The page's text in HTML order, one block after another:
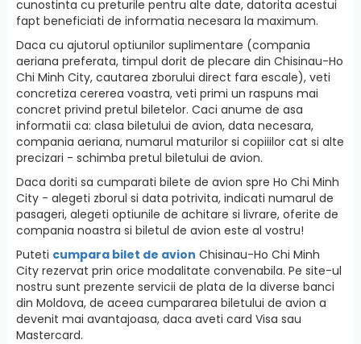
cunostinta cu preturile pentru alte date, datorita acestui
fapt beneficiati de informatia necesara la maximum.
Daca cu ajutorul optiunilor suplimentare (compania
aeriana preferata, timpul dorit de plecare din Chisinau-Ho
Chi Minh City, cautarea zborului direct fara escale), veti
concretiza cererea voastra, veti primi un raspuns mai
concret privind pretul biletelor. Caci anume de asa
informatii ca: clasa biletului de avion, data necesara,
compania aeriana, numarul maturilor si copiiilor cat si alte
precizari - schimba pretul biletului de avion.
Daca doriti sa cumparati bilete de avion spre Ho Chi Minh
City - alegeti zborul si data potrivita, indicati numarul de
pasageri, alegeti optiunile de achitare si livrare, oferite de
compania noastra si biletul de avion este al vostru!
Puteti cumpara bilet de avion Chisinau-Ho Chi Minh
City rezervat prin orice modalitate convenabila. Pe site-ul
nostru sunt prezente servicii de plata de la diverse banci
din Moldova, de aceea cumpararea biletului de avion a
devenit mai avantajoasa, daca aveti card Visa sau
Mastercard.